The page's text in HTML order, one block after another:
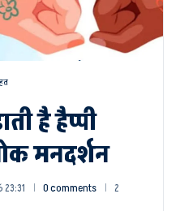
है हैप्पी
मनदर्शन
0 comments
2